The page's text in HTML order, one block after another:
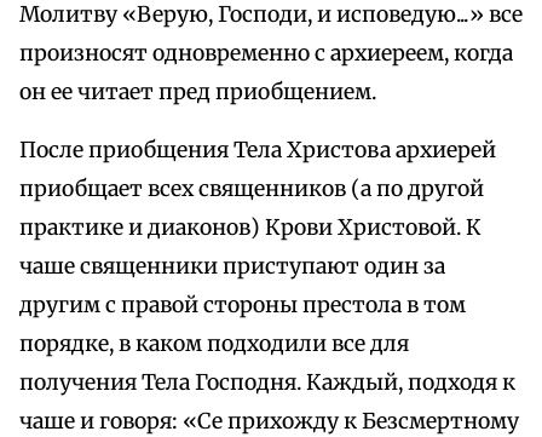
Молитву «Верую, Господи, и исповедую...» все
произносят одновременно с архиереем, когда
он ее читает пред приобщением.
После приобщения Тела Христова архиерей
приобщает всех священников (а по другой
практике и диаконов) Крови Христовой. К
чаше священники приступают один за
другим с правой стороны престола в том
порядке, в каком подходили все для
получения Тела Господня. Каждый, подходя к
чаше и говоря: «Се прихожду к Безсмертному